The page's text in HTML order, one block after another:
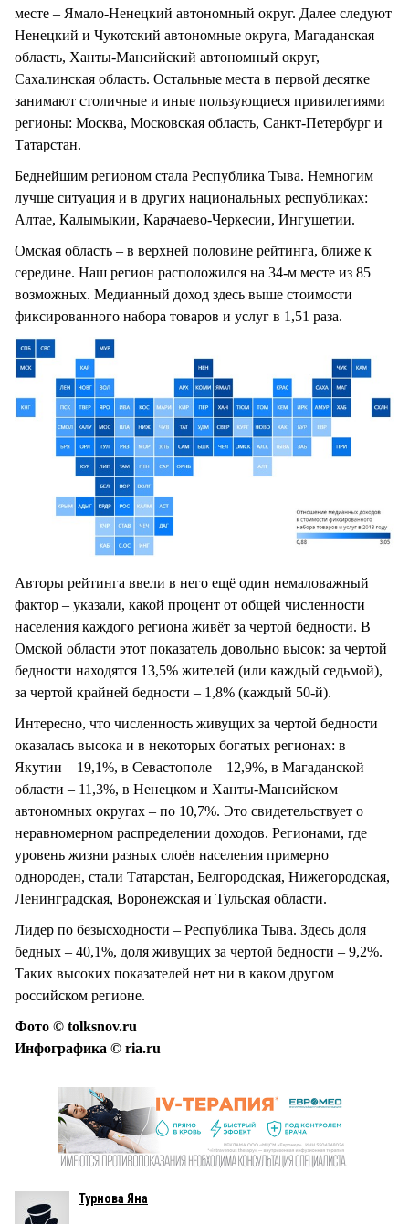
месте – Ямало-Ненецкий автономный округ. Далее следуют
Ненецкий и Чукотский автономные округа, Магаданская
область, Ханты-Мансийский автономный округ,
Сахалинская область. Остальные места в первой десятке
занимают столичные и иные пользующиеся привилегиями
регионы: Москва, Московская область, Санкт-Петербург и
Татарстан.
Беднейшим регионом стала Республика Тыва. Немногим
лучше ситуация и в других национальных республиках:
Алтае, Калымыкии, Карачаево-Черкесии, Ингушетии.
Омская область – в верхней половине рейтинга, ближе к
середине. Наш регион расположился на 34-м месте из 85
возможных. Медианный доход здесь выше стоимости
фиксированного набора товаров и услуг в 1,51 раза.
Авторы рейтинга ввели в него ещё один немаловажный
фактор – указали, какой процент от общей численности
населения каждого региона живёт за чертой бедности. В
Омской области этот показатель довольно высок: за чертой
бедности находятся 13,5% жителей (или каждый седьмой),
за чертой крайней бедности – 1,8% (каждый 50-й).
Интересно, что численность живущих за чертой бедности
оказалась высока и в некоторых богатых регионах: в
Якутии – 19,1%, в Севастополе – 12,9%, в Магаданской
области – 11,3%, в Ненецком и Ханты-Мансийском
автономных округах – по 10,7%. Это свидетельствует о
неравномерном распределении доходов. Регионами, где
уровень жизни разных слоёв населения примерно
однороден, стали Татарстан, Белгородская, Нижегородская,
Ленинградская, Воронежская и Тульская области.
Лидер по безысходности – Республика Тыва. Здесь доля
бедных – 40,1%, доля живущих за чертой бедности – 9,2%.
Таких высоких показателей нет ни в каком другом
российском регионе.
Фото © tolksnov.ru
Инфографика © ria.ru
Турнова Яна